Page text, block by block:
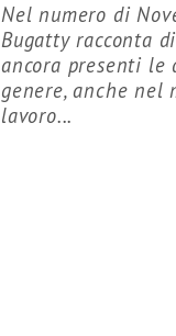
Nel numero di
Bugatty racconta
ancora presenti
genere, anche nel
lavoro...